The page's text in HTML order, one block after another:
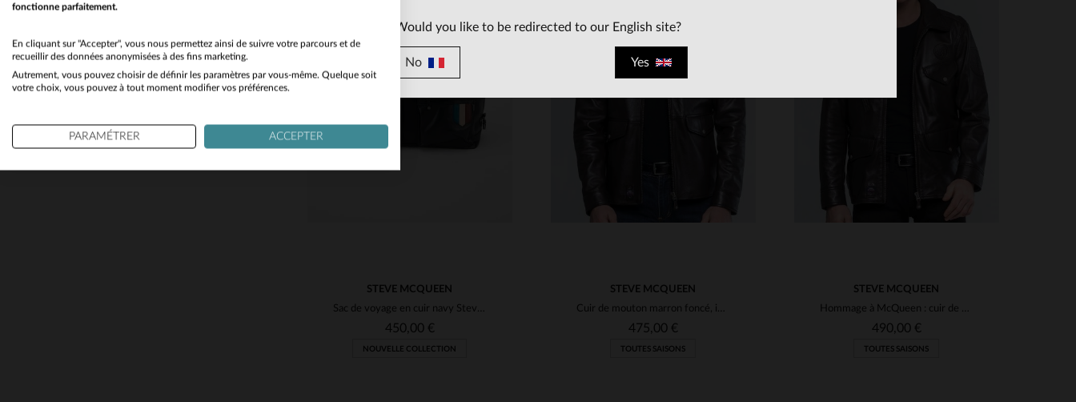
Les Nouveautés(41)
Promotions(17)
STEVE MCQUEEN
Sac de voyage en cuir navy Steve McQueen format 48h
450,00 €
NOUVELLE COLLECTION
STEVE MCQUEEN
Cuir de mouton marron foncé, inspiré par Steve McQueen, style casual.
475,00 €
TOUTES SAISONS
STEVE MCQUEEN
Hommage à McQueen : cuir de mouton marron, coupe élégante et sobre.
490,00 €
TOUTES SAISONS
Would you like to be redirected to our English site?
No Yes
fonctionne parfaitement.
En cliquant sur "Accepter", vous nous permettez ainsi de suivre votre parcours et de
recueillir des données anonymisées à des fins marketing.
Autrement, vous pouvez choisir de définir les paramètres par vous-même. Quelque soit
votre choix, vous pouvez à tout moment modifier vos préférences.
PARAMÉTRER ACCEPTER